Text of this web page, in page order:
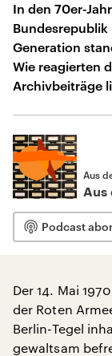
In den 70er-
Bundesrepublik
Generation
Wie reagierten
Archivbeiträge
Aus
Aus
Podcast
Der 14. Mai
der Roten
Berlin-Tegel
gewaltsam